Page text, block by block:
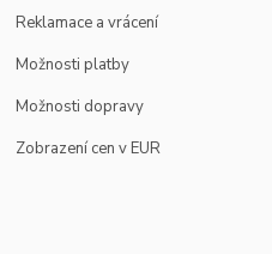
Reklamace a vrácení
Možnosti platby
Možnosti dopravy
Zobrazení cen v EUR